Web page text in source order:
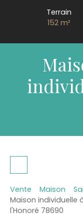
Terrain
152m²
Vente Maison
Maison individuelle
l'Honoré 78690